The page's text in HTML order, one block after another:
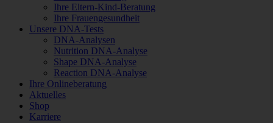
Ihre Eltern-Kind-Beratung
Ihre Frauengesundheit
Unsere DNA-Tests
DNA-Analysen
Nutrition DNA-Analyse
Shape DNA-Analyse
Reaction DNA-Analyse
Ihre Onlineberatung
Aktuelles
Shop
Karriere